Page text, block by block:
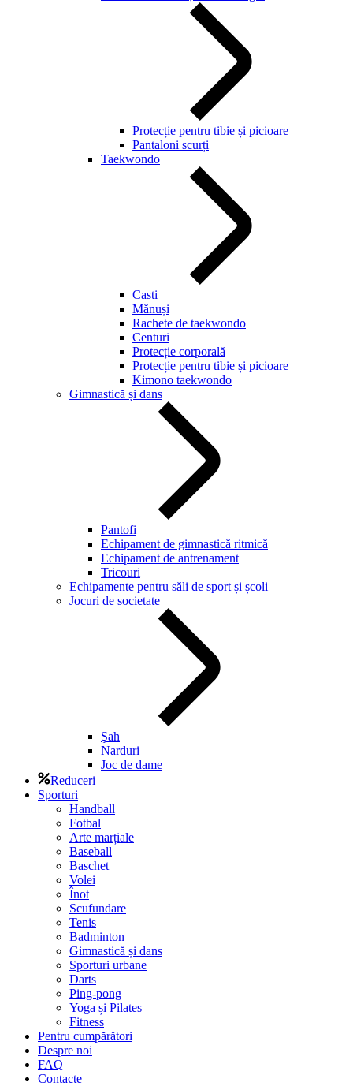
Protecție pentru tibie și picioare
Pantaloni scurți
Taekwondo
Casti
Mănuși
Rachete de taekwondo
Centuri
Protecție corporală
Protecție pentru tibie și picioare
Kimono taekwondo
Gimnastică și dans
Pantofi
Echipament de gimnastică ritmică
Echipament de antrenament
Tricouri
Echipamente pentru săli de sport și școli
Jocuri de societate
Şah
Narduri
Joc de dame
Reduceri
Sporturi
Handball
Fotbal
Arte marțiale
Baseball
Baschet
Volei
Înot
Scufundare
Tenis
Badminton
Gimnastică și dans
Sporturi urbane
Darts
Ping-pong
Yoga și Pilates
Fitness
Pentru cumpărători
Despre noi
FAQ
Contacte